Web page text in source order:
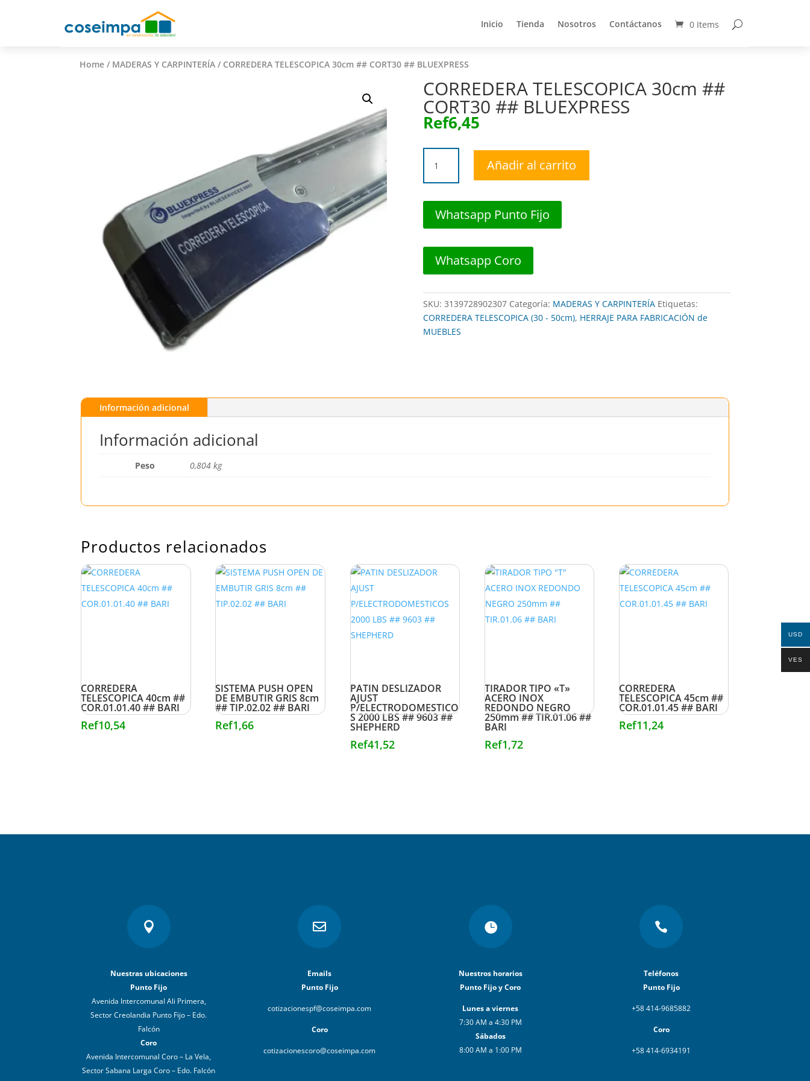
Inicio Tienda Nosotros Contáctanos 0 Items
Inicio Tienda Nosotros Contáctanos 0 Items
Home / MADERAS Y CARPINTERÍA / CORREDERA TELESCOPICA 30cm ## CORT30 ## BLUEXPRESS
CORREDERA TELESCOPICA 30cm ##
CORT30 ## BLUEXPRESS
Ref6,45
TELESCOPICA
30cm
CORT30
cantidad
Añadir al carrito
Whatsapp Punto Fijo
Whatsapp Coro
SKU: 3139728902307 Categoría: MADERAS Y CARPINTERÍA Etiquetas:
CORREDERA TELESCOPICA (30 - 50cm), HERRAJE PARA FABRICACIÓN de
MUEBLES
Información adicional
Información adicional
Peso 0,804 kg
Productos relacionados
CORREDERA
TELESCOPICA 40cm ##
COR.01.01.40 ## BARI
Ref10,54
SISTEMA PUSH OPEN
DE EMBUTIR GRIS 8cm
## TIP.02.02 ## BARI
Ref1,66
PATIN DESLIZADOR
AJUST
P/ELECTRODOMESTICO
S 2000 LBS ## 9603 ##
SHEPHERD
Ref41,52
TIRADOR TIPO «T»
ACERO INOX
REDONDO NEGRO
250mm ## TIR.01.06 ##
BARI
Ref1,72
CORREDERA
TELESCOPICA 45cm ##
COR.01.01.45 ## BARI
Ref11,24

Nuestras ubicaciones
Punto Fijo
Avenida Intercomunal Ali Primera,
Sector Creolandia Punto Fijo – Edo.
Falcón
Coro
Avenida Intercomunal Coro – La Vela,
Sector Sabana Larga Coro – Edo. Falcón

Emails
Punto Fijo
cotizacionespf@coseimpa.com
Coro
cotizacionescoro@coseimpa.com

Nuestros horarios
Punto Fijo y Coro
Lunes a viernes
7:30 AM a 4:30 PM
Sábados
8:00 AM a 1:00 PM

Teléfonos
Punto Fijo
+58 414-9685882
Coro
+58 414-6934191
USD
VES